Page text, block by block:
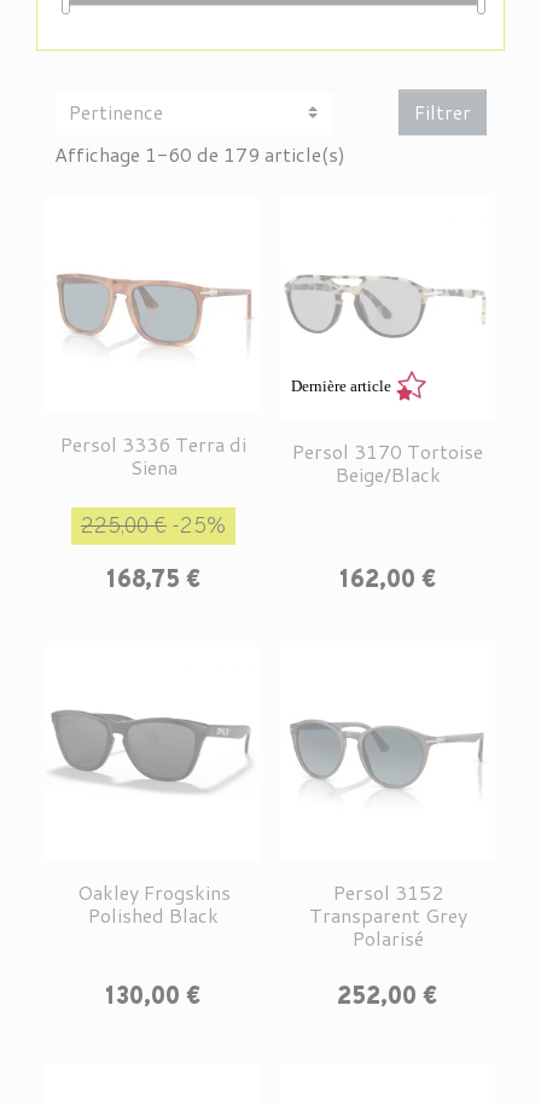
Filtrer
Affichage 1-60 de 179 article(s)
Persol 3336 Terra di
Siena
Prix de base
225,00 € -25%
168,75 €
Dernière article
Persol 3170 Tortoise
Beige/Black
Prix
162,00 €
Oakley Frogskins
Polished Black
Prix
130,00 €
Persol 3152
Transparent Grey
Polarisé
Prix
252,00 €